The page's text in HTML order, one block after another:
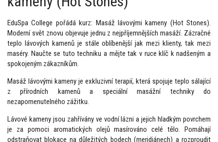
EduSpa College pořádá kurz: Masáž lávovými kameny (Hot Stones).
Moderní svět znovu objevuje jednu z nejpříjemnějších masáží. Zázračné
teplo lávových kamenů je stále oblíbenější jak mezi klienty, tak mezi
maséry. Naučte se tuto techniku a mějte tak v ruce klíč k nadšeným a
spokojeným zákazníkům.
Masáž lávovými kameny je exkluzivní terapií, která spojuje teplo sálající
z přírodních kamenů a speciální masážní techniky do
nezapomenutelného zážitku.
Lávové kameny jsou zahřívány ve vodní lázni a jejich hladkým povrchem
je za pomoci aromatických olejů masírováno celé tělo. Pomáhají
odstraňovat blokace na důležitých bodech (meridiánech) a rozproudit